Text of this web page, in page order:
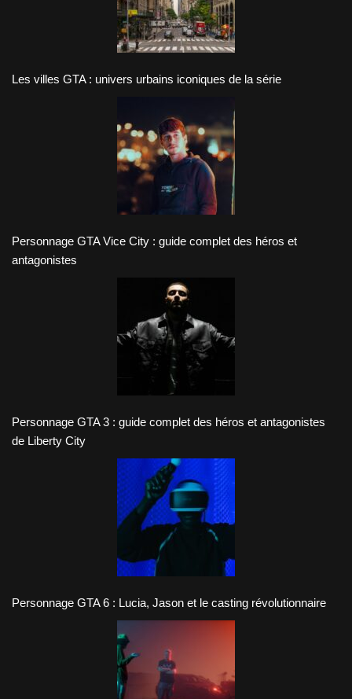
Les villes GTA : univers urbains iconiques de la série
Personnage GTA Vice City : guide complet des héros et
antagonistes
Personnage GTA 3 : guide complet des héros et antagonistes
de Liberty City
Personnage GTA 6 : Lucia, Jason et le casting révolutionnaire